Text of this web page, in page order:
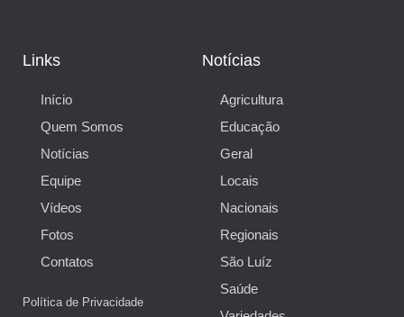
Links
Início
Quem Somos
Notícias
Equipe
Vídeos
Fotos
Contatos
Política de Privacidade
Notícias
Agricultura
Educação
Geral
Locais
Nacionais
Regionais
São Luíz
Saúde